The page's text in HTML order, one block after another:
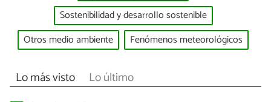
Sostenibilidad y desarrollo sostenible
Otros medio ambiente
Fenómenos meteorológicos
Lo más visto Lo último